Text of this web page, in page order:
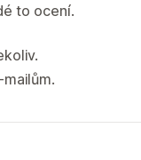
to ocení.